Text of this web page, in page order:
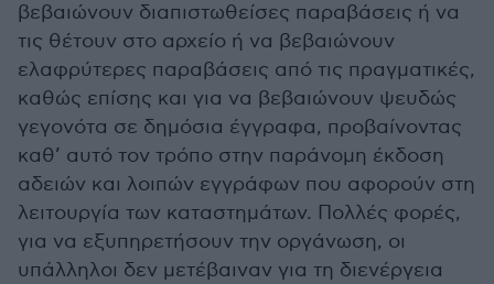
βεβαιώνουν διαπιστωθείσες παραβάσεις ή να
τις θέτουν στο αρχείο ή να βεβαιώνουν
ελαφρύτερες παραβάσεις από τις πραγματικές,
καθώς επίσης και για να βεβαιώνουν ψευδώς
γεγονότα σε δημόσια έγγραφα, προβαίνοντας
καθ’ αυτό τον τρόπο στην παράνομη έκδοση
αδειών και λοιπών εγγράφων που αφορούν στη
λειτουργία των καταστημάτων. Πολλές φορές,
για να εξυπηρετήσουν την οργάνωση, οι
υπάλληλοι δεν μετέβαιναν για τη διενέργεια